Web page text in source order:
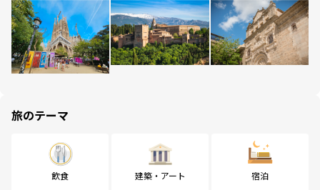
旅のテーマ
飲食 建築・アート 宿泊